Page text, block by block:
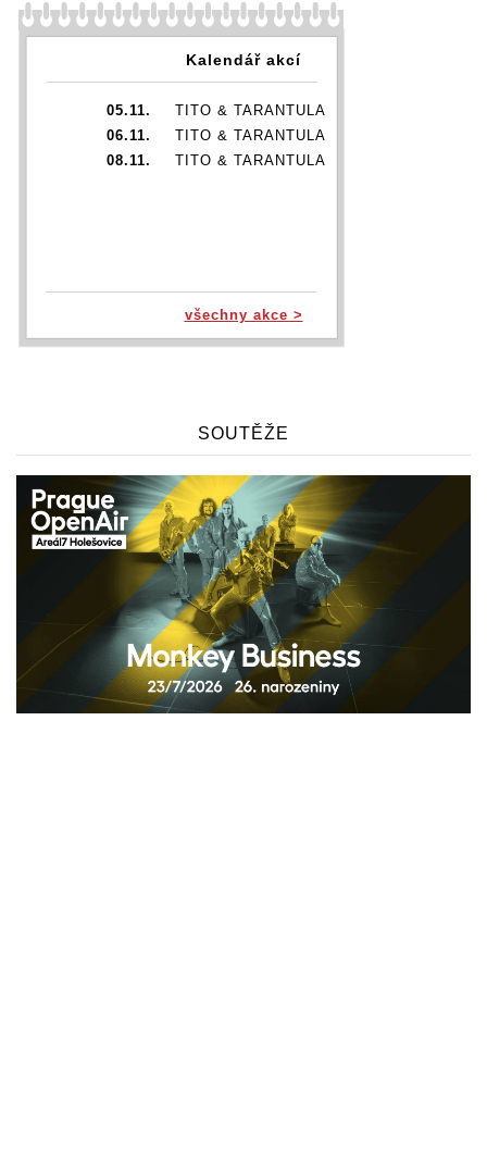
Kalendář akcí
05.11.
TITO & TARANTULA
06.11.
TITO & TARANTULA
08.11.
TITO & TARANTULA
všechny akce >
SOUTĚŽE